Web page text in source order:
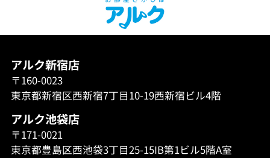
アルク新宿店
〒160-0023
東京都新宿区西新宿7丁目10-19西新宿ビル4階
アルク池袋店
〒171-0021
東京都豊島区西池袋3丁目25-15IB第1ビル5階A室